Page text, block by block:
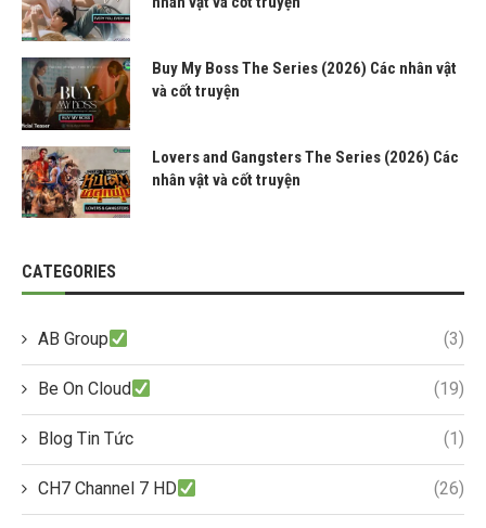
Buy My Boss The Series (2026) Các nhân vật
và cốt truyện
Lovers and Gangsters The Series (2026) Các
nhân vật và cốt truyện
CATEGORIES
AB Group (3)
Be On Cloud (19)
Blog Tin Tức (1)
CH7 Channel 7 HD (26)